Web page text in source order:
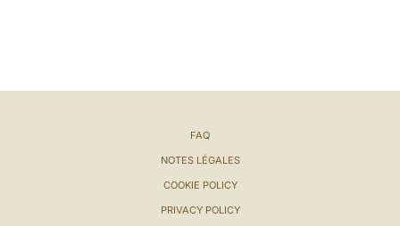
FAQ
NOTES LÉGALES
COOKIE POLICY
PRIVACY POLICY